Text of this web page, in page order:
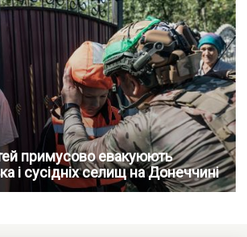
примусово евакуюють
і сусідніх селищ на Донеччині